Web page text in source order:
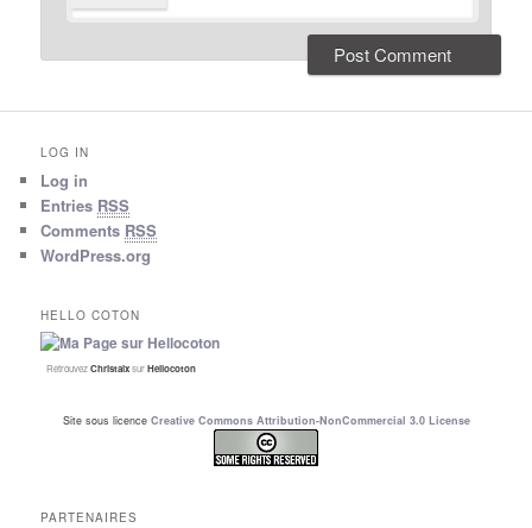
LOG IN
Log in
Entries RSS
Comments RSS
WordPress.org
HELLO COTON
RetrouvezChristalxsurHellocoton
Site sous licence Creative Commons Attribution-NonCommercial 3.0 License
PARTENAIRES